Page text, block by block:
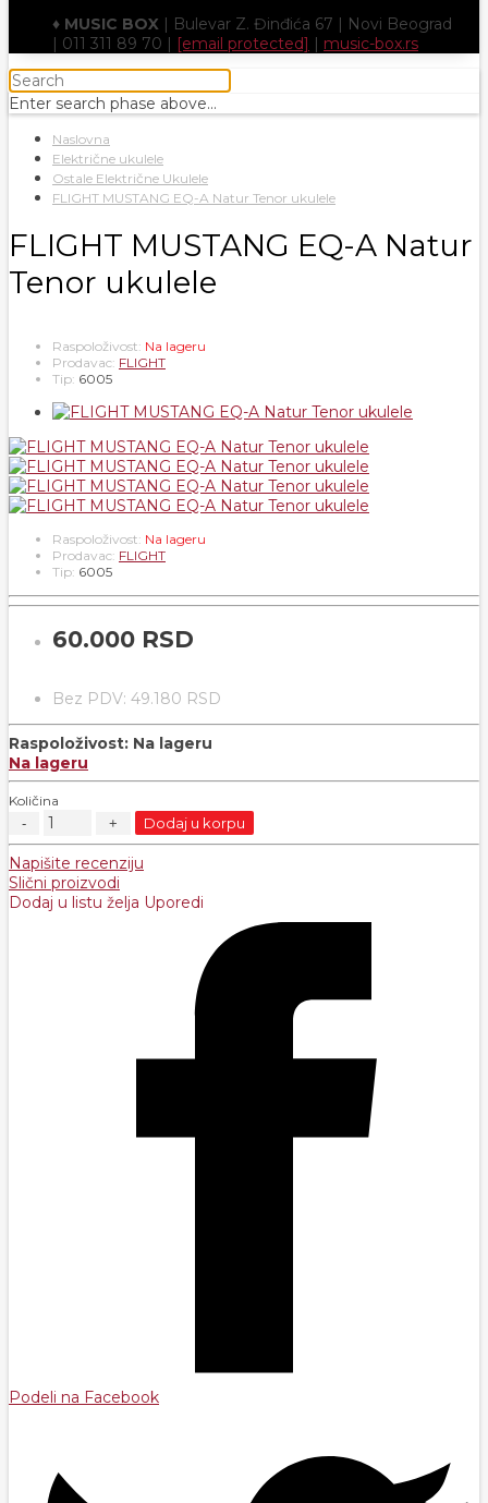
♦ MUSIC BOX | Bulevar Z. Đinđića 67 | Novi Beograd
| 011 311 89 70 | [email protected] | music-box.rs
Enter search phase above...
Naslovna
Električne ukulele
Ostale Električne Ukulele
FLIGHT MUSTANG EQ-A Natur Tenor ukulele
FLIGHT MUSTANG EQ-A Natur
Tenor ukulele
Raspoloživost: Na lageru
Prodavac: FLIGHT
Tip: 6005
Raspoloživost: Na lageru
Prodavac: FLIGHT
Tip: 6005
60.000 RSD
Bez PDV: 49.180 RSD
Raspoloživost: Na lageru
Na lageru
Količina
Dodaj u korpu
Napišite recenziju
Slični proizvodi
Dodaj u listu želja Uporedi
Podeli na Facebook